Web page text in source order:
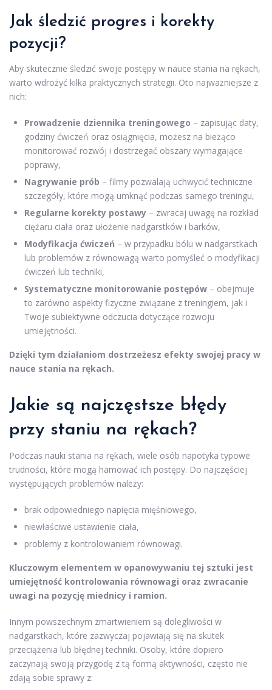
Jak śledzić progres i korekty
pozycji?
Aby skutecznie śledzić swoje postępy w nauce stania na rękach,
warto wdrożyć kilka praktycznych strategii. Oto najważniejsze z
nich:
Prowadzenie dziennika treningowego – zapisując daty,
godziny ćwiczeń oraz osiągnięcia, możesz na bieżąco
monitorować rozwój i dostrzegać obszary wymagające
poprawy,
Nagrywanie prób – filmy pozwalają uchwycić techniczne
szczegóły, które mogą umknąć podczas samego treningu,
Regularne korekty postawy – zwracaj uwagę na rozkład
ciężaru ciała oraz ułożenie nadgarstków i barków,
Modyfikacja ćwiczeń – w przypadku bólu w nadgarstkach
lub problemów z równowagą warto pomyśleć o modyfikacji
ćwiczeń lub techniki,
Systematyczne monitorowanie postępów – obejmuje
to zarówno aspekty fizyczne związane z treningiem, jak i
Twoje subiektywne odczucia dotyczące rozwoju
umiejętności.
Dzięki tym działaniom dostrzeżesz efekty swojej pracy w
nauce stania na rękach.
Jakie są najczęstsze błędy
przy staniu na rękach?
Podczas nauki stania na rękach, wiele osób napotyka typowe
trudności, które mogą hamować ich postępy. Do najczęściej
występujących problemów należy:
brak odpowiedniego napięcia mięśniowego,
niewłaściwe ustawienie ciała,
problemy z kontrolowaniem równowagi.
Kluczowym elementem w opanowywaniu tej sztuki jest
umiejętność kontrolowania równowagi oraz zwracanie
uwagi na pozycję miednicy i ramion.
Innym powszechnym zmartwieniem są dolegliwości w
nadgarstkach, które zazwyczaj pojawiają się na skutek
przeciążenia lub błędnej techniki. Osoby, które dopiero
zaczynają swoją przygodę z tą formą aktywności, często nie
zdają sobie sprawy z: